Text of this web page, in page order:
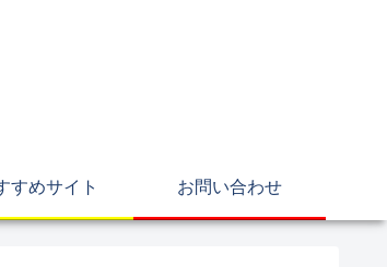
すめサイト お問い合わせ